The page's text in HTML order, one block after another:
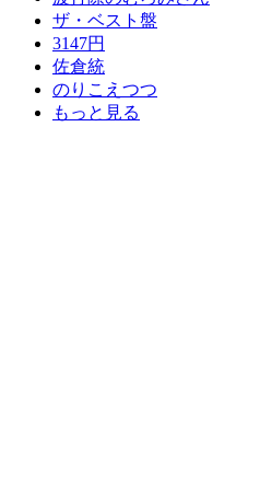
ザ・ベスト盤
3147円
佐倉統
のりこえつつ
もっと見る